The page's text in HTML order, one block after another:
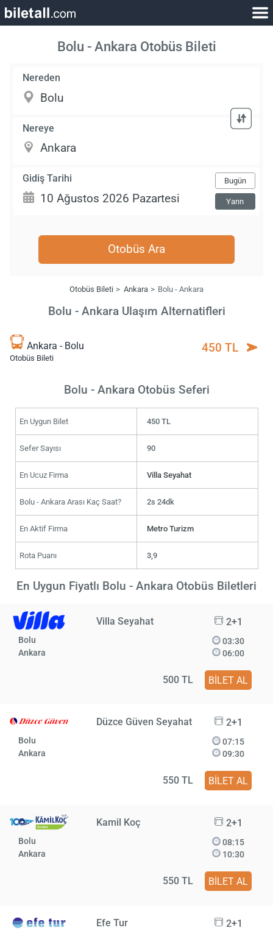
Bolu - Ankara Otobüs Bileti
Nereden
Nereye
Gidiş Tarihi Bugün
Yarın
Otobüs Ara
Otobüs Bileti Ankara Bolu - Ankara
Bolu - Ankara Ulaşım Alternatifleri
Ankara - Bolu
Otobüs Bileti
450 TL
Bolu - Ankara Otobüs Seferi
En Uygun Bilet 450 TL
Sefer Sayısı 90
En Ucuz Firma Villa Seyahat
Bolu - Ankara Arası Kaç Saat? 2s 24dk
En Aktif Firma Metro Turizm
Rota Puanı 3,9
En Uygun Fiyatlı Bolu - Ankara Otobüs Biletleri
Villa Seyahat 2+1
Bolu
Ankara
03:30
06:00
500 TL BİLET AL
Düzce Güven Seyahat 2+1
Bolu
Ankara
07:15
09:30
550 TL BİLET AL
Kamil Koç 2+1
Bolu
Ankara
08:15
10:30
550 TL BİLET AL
Efe Tur 2+1